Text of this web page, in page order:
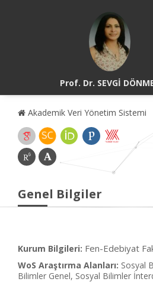
Prof. Dr. SEVGİ
Akademik Veri Yönetim Sistemi
Genel Bilgiler
Kurum Bilgileri: Fen-Edebiyat
WoS Araştırma Alanları: Sosyal
Bilimler Genel, Sosyal Bilimler